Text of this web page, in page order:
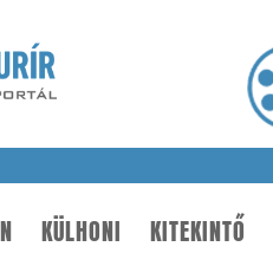
KÜLHONI KITEKINTŐ